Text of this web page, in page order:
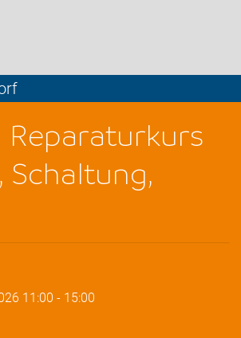
Reparaturkurs
Schaltung,
11:00 - 15:00